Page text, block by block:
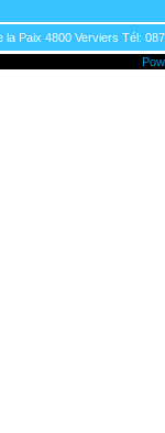
Paix 4800 Verviers Tél: